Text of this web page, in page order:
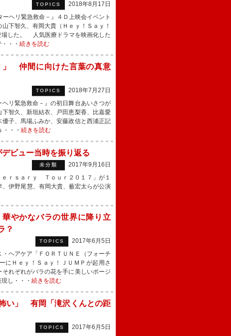
TOPICS
2018年8月17日
ヘリ緊急救命－』４Ｄ上映会イベント
下智久、有岡大貴（Ｈｅｙ！Ｓａｙ！
場した。 人気医療ドラマを映画化した
・・ 続きを読む
」 仲間に向けた言葉の真意
TOPICS
2018年7月27日
リ緊急救命－』の初日舞台あいさつが
智久、新垣結衣、戸田恵梨香、比嘉愛
子、馬場ふみか、安藤政信と西浦正記
・・ 続きを読む
ビュー当時を振り返る
未分類
2017年9月16日
ｒｓａｒｙ Ｔｏｕｒ２０１７」が１
伊野尾慧、有岡大貴、薮宏太らが公演
やかなバラの世界に降り立
？
TOPICS
2017年6月5日
ヘアケア「ＦＯＲＴＵＮＥ（フォーチ
にＨｅｙ！Ｓａｙ！ＪＵＭＰが起用さ
れぞれがバラの花を手に美しいポージ
し・・・ 続きを読む
い」 有岡「滝沢くんとの距
TOPICS
2017年6月5日